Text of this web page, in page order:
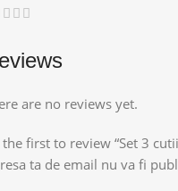
are no reviews yet.
the first to review “Set 3
ta de email nu va fi